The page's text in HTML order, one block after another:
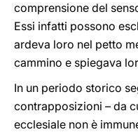
comprensione del
Essi infatti possono
ardeva loro nel petto
cammino e spiegava
In un periodo storico
contrapposizioni – da
ecclesiale non è